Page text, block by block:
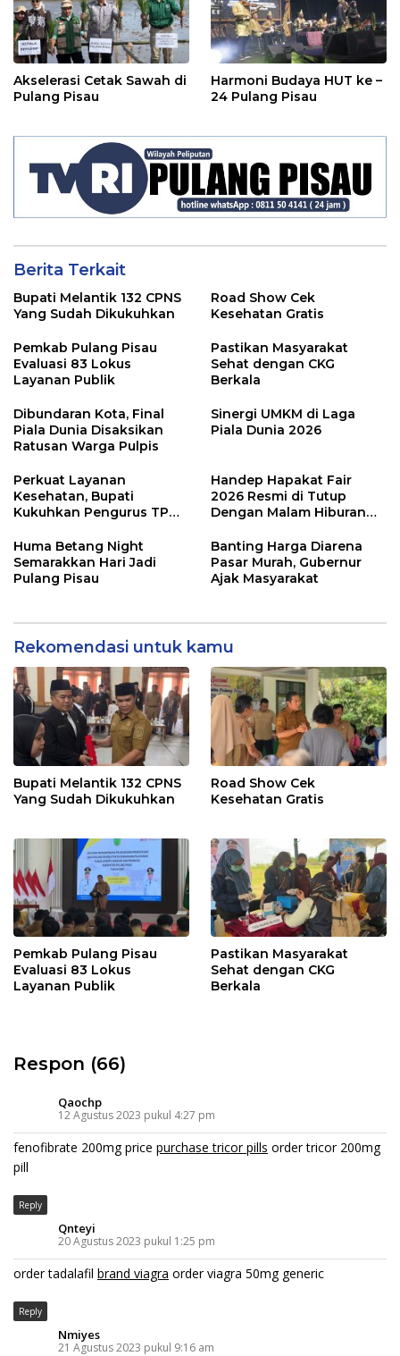
Akselerasi Cetak Sawah di
Pulang Pisau
Harmoni Budaya HUT ke –
24 Pulang Pisau
Berita Terkait
Bupati Melantik 132 CPNS
Yang Sudah Dikukuhkan
Road Show Cek
Kesehatan Gratis
Pemkab Pulang Pisau
Evaluasi 83 Lokus
Layanan Publik
Pastikan Masyarakat
Sehat dengan CKG
Berkala
Dibundaran Kota, Final
Piala Dunia Disaksikan
Ratusan Warga Pulpis
Sinergi UMKM di Laga
Piala Dunia 2026
Perkuat Layanan
Kesehatan, Bupati
Kukuhkan Pengurus TP
Handep Hapakat Fair
2026 Resmi di Tutup
Dengan Malam Hiburan
Huma Betang Night
Semarakkan Hari Jadi
Pulang Pisau
Banting Harga Diarena
Pasar Murah, Gubernur
Ajak Masyarakat
Rekomendasi untuk kamu
Bupati Melantik 132 CPNS
Yang Sudah Dikukuhkan
Road Show Cek
Kesehatan Gratis
Pemkab Pulang Pisau
Evaluasi 83 Lokus
Layanan Publik
Pastikan Masyarakat
Sehat dengan CKG
Berkala
Respon (66)
Qaochp
12 Agustus 2023 pukul 4:27 pm
fenofibrate 200mg price purchase tricor pills order tricor 200mg
pill
Reply
Qnteyi
20 Agustus 2023 pukul 1:25 pm
order tadalafil brand viagra order viagra 50mg generic
Reply
Nmiyes
21 Agustus 2023 pukul 9:16 am